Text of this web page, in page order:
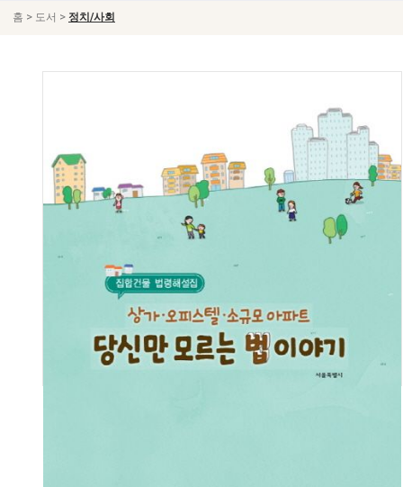
홈 > 도서 > 정치/사회